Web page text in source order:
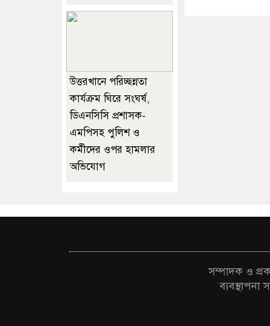
উত্তরখানে পরিচ্ছন্নতা
কার্যক্রম ঘিরে সংঘর্ষ,
ডিএনসিসি প্রশাসক-
এমপিসহ পুলিশ ও
কর্মীদের ওপর হামলার
অভিযোগ
সম্পাদক ও